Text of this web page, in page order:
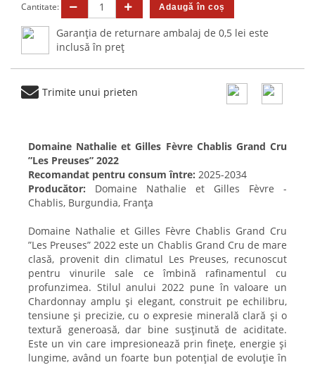
Cantitate:
Garanția de returnare ambalaj de 0,5 lei este
inclusă în preț
Trimite unui prieten
Domaine Nathalie et Gilles Fèvre Chablis Grand Cru
”Les Preuses” 2022
Recomandat pentru consum între: 2025-2034
Producător: Domaine Nathalie et Gilles Fèvre -
Chablis, Burgundia, Franța
Domaine Nathalie et Gilles Fèvre Chablis Grand Cru
”Les Preuses” 2022 este un Chablis Grand Cru de mare
clasă, provenit din climatul Les Preuses, recunoscut
pentru vinurile sale ce îmbină rafinamentul cu
profunzimea. Stilul anului 2022 pune în valoare un
Chardonnay amplu și elegant, construit pe echilibru,
tensiune și precizie, cu o expresie minerală clară și o
textură generoasă, dar bine susținută de aciditate.
Este un vin care impresionează prin finețe, energie și
lungime, având un foarte bun potențial de evoluție în